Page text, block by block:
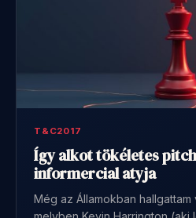
T&C2017
Így alkot tökéletes
informercial atyja
Még az Államokban